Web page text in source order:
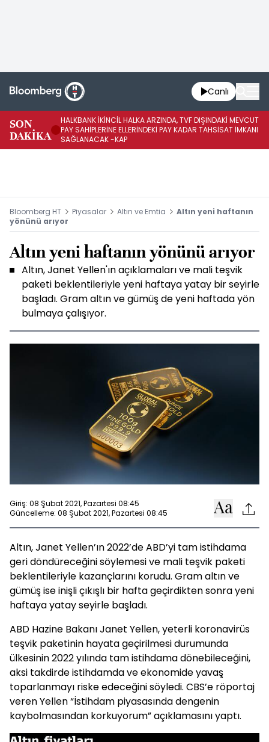
Canlı
SON
DAKİKA
HALKBANK İKİNCİL HALKA ARZINDA, TVF DIŞINDAKİ MEVCUT
PAY SAHİPLERİNE ELLERİNDEKİ PAY KADAR TAHSİSAT İMKANI
SAĞLANACAK -KAP
Bloomberg HT Piyasalar Altın ve Emtia
Altın yeni haftanın
yönünü arıyor
Altın yeni haftanın yönünü arıyor
Altın, Janet Yellen'ın açıklamaları ve mali teşvik
paketi beklentileriyle yeni haftaya yatay bir seyirle
başladı. Gram altın ve gümüş de yeni haftada yön
bulmaya çalışıyor.
Giriş: 08 Şubat 2021, Pazartesi 08:45
Güncelleme: 08 Şubat 2021, Pazartesi 08:45
Altın, Janet Yellen’ın 2022’de ABD’yi tam istihdama
geri döndüreceğini söylemesi ve mali teşvik paketi
beklentileriyle kazançlarını korudu. Gram altın ve
gümüş ise inişli çıkışlı bir hafta geçirdikten sonra yeni
haftaya yatay seyirle başladı.
ABD Hazine Bakanı Janet Yellen, yeterli koronavirüs
teşvik paketinin hayata geçirilmesi durumunda
ülkesinin 2022 yılında tam istihdama dönebileceğini,
aksi takdirde istihdamda ve ekonomide yavaş
toparlanmayı riske edeceğini söyledi. CBS’e röportaj
veren Yellen “İstihdam piyasasında dengenin
kaybolmasından korkuyorum” açıklamasını yaptı.